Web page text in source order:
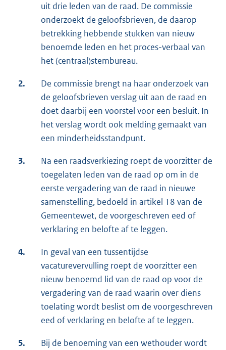
uit drie leden van de raad. De commissie
onderzoekt de geloofsbrieven, de daarop
betrekking hebbende stukken van nieuw
benoemde leden en het proces-verbaal van
het (centraal)stembureau.
2.
De commissie brengt na haar onderzoek van
de geloofsbrieven verslag uit aan de raad en
doet daarbij een voorstel voor een besluit. In
het verslag wordt ook melding gemaakt van
een minderheidsstandpunt.
3.
Na een raadsverkiezing roept de voorzitter de
toegelaten leden van de raad op om in de
eerste vergadering van de raad in nieuwe
samenstelling, bedoeld in artikel 18 van de
Gemeentewet, de voorgeschreven eed of
verklaring en belofte af te leggen.
4.
In geval van een tussentijdse
vacaturevervulling roept de voorzitter een
nieuw benoemd lid van de raad op voor de
vergadering van de raad waarin over diens
toelating wordt beslist om de voorgeschreven
eed of verklaring en belofte af te leggen.
5.
Bij de benoeming van een wethouder wordt